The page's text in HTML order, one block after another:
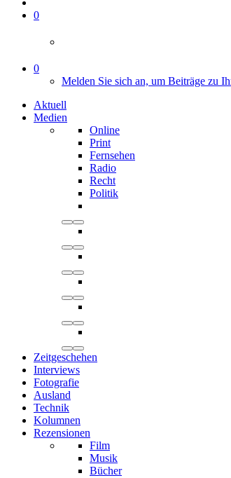
0
0
Melden Sie sich an, um Beiträge zu
Aktuell
Medien
Online
Print
Fernsehen
Radio
Recht
Politik
Zeitgeschehen
Interviews
Fotografie
Ausland
Technik
Kolumnen
Rezensionen
Film
Musik
Bücher